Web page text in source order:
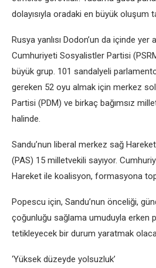
dolayısıyla oradaki en büyük oluşum
Rusya yanlısı Dodon’un da içinde yer
Cumhuriyeti Sosyalistler Partisi
büyük grup. 101 sandalyeli
gereken 52 oyu almak için merkez
Partisi (PDM) ve birkaç bağımsız
halinde.
Sandu’nun liberal merkez sağ
(PAS) 15 milletvekili sayıyor.
Hareket ile koalisyon, formasyona
Popescu için, Sandu’nun önceliği,
çoğunluğu sağlama umuduyla erken
tetikleyecek bir durum yaratmak
‘Yüksek düzeyde yolsuzluk’